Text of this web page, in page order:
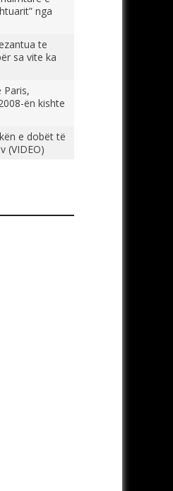
nga
te
sa vite ka
Paris,
ën kishte
e dobët të
(VIDEO)